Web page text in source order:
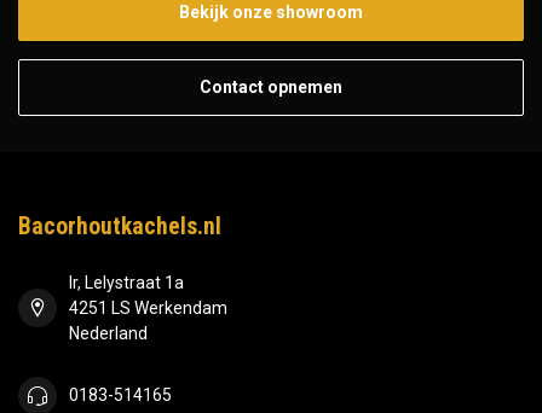
Bekijk onze showroom
Contact opnemen
Bacorhoutkachels.nl
Ir, Lelystraat 1a
4251 LS Werkendam
Nederland
0183-514165